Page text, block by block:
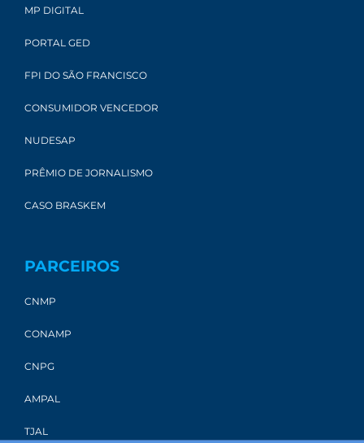
MP DIGITAL
PORTAL GED
FPI DO SÃO FRANCISCO
CONSUMIDOR VENCEDOR
NUDESAP
PRÊMIO DE JORNALISMO
CASO BRASKEM
PARCEIROS
CNMP
CONAMP
CNPG
AMPAL
TJAL